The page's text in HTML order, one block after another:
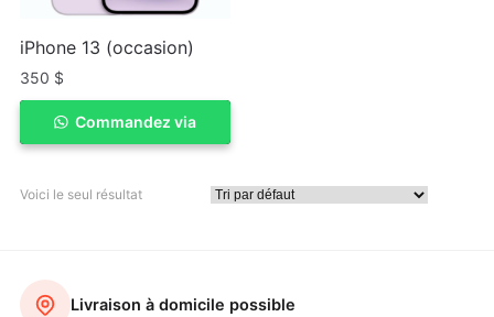
iPhone 13 (occasion)
350 $
ACHETER
Commandez via
Voici le seul résultat
Livraison à domicile possible